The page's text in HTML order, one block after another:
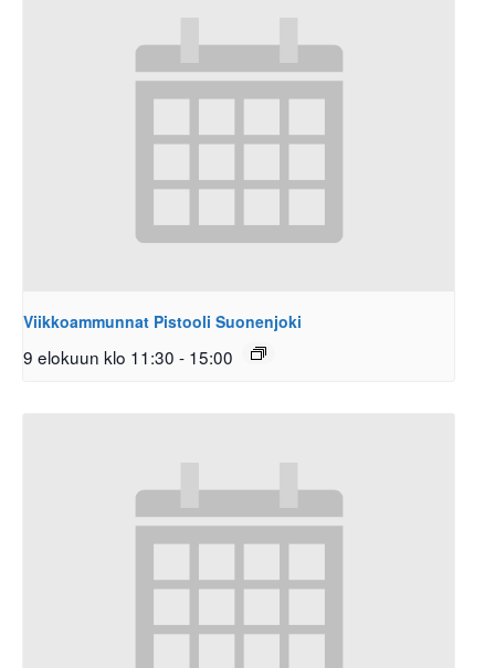
Viikkoammunnat Pistooli Suonenjoki
9 elokuun klo 11:30 - 15:00